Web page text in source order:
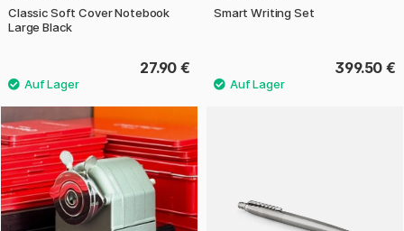
Classic Soft Cover Notebook
Large Black
27.90 €
Smart Writing Set
399.50 €